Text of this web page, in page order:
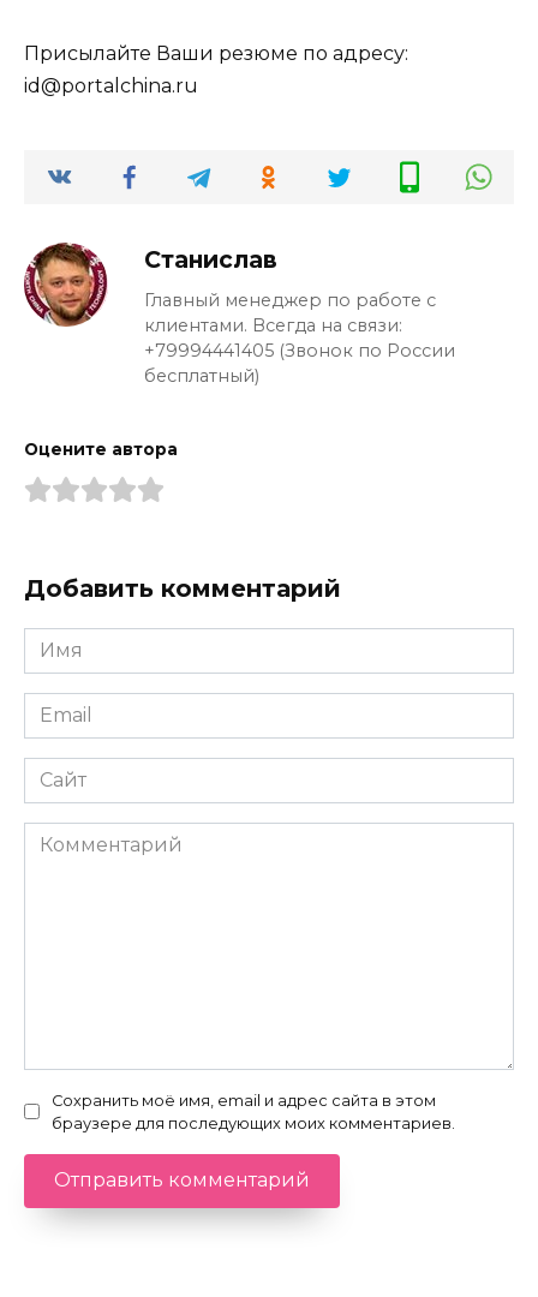
Присылайте Ваши резюме по адресу:
id@portalchina.ru
Станислав
Главный менеджер по работе с
клиентами. Всегда на связи:
+79994441405 (Звонок по России
бесплатный)
Оцените автора
Добавить комментарий
Имя
*
Email
*
Сайт
Комментарий
Сохранить моё имя, email и адрес сайта в этом
браузере для последующих моих комментариев.